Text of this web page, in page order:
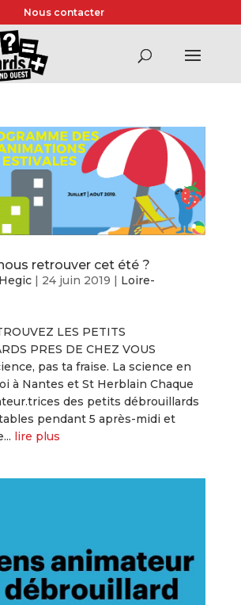
Nous contacter
retrouver cet été ?
| 24 juin 2019 | Loire-
LES PETITS
PRES DE CHEZ VOUS
pas ta fraise. La science en
à Nantes et St Herblain Chaque
des petits débrouillards
pendant 5 après-midi et
lire plus